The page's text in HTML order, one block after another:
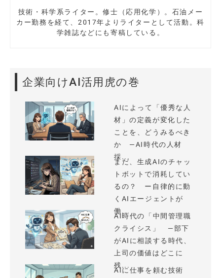
技術・科学系ライター。修士（応用化学）。石油メー
カー勤務を経て、2017年よりライターとして活動。科
学雑誌などにも寄稿している。
企業向けAI活用虎の巻
AIによって「優秀な人
材」の定義が変化した
ことを、どうみるべき
か —AI時代の人材
採...
まだ、生成AIのチャッ
トボットで消耗してい
るの？ ー自律的に動
くAIエージェントが
働...
AI時代の「中間管理職
クライシス」 —部下
がAIに相談する時代、
上司の価値はどこに
残...
AIに仕事を頼む技術